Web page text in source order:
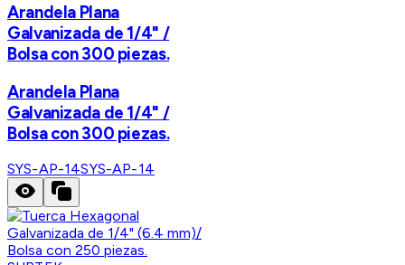
Arandela Plana
Galvanizada de 1/4" /
Bolsa con 300 piezas.
Arandela Plana
Galvanizada de 1/4" /
Bolsa con 300 piezas.
SYS-AP-14SYS-AP-14